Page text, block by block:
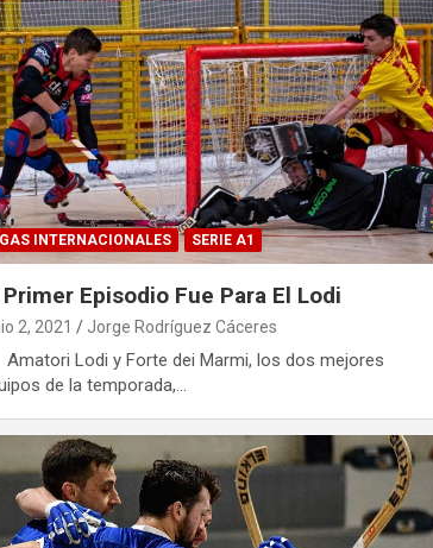
INTERNACIONALES SERIE A1
Primer Episodio Fue Para El Lodi
2, 2021 Jorge Rodríguez Cáceres
Lodi y Forte dei Marmi, los dos mejores
de la temporada,…